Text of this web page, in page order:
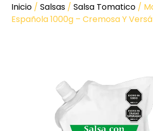
Inicio /Salsas /Salsa Tomatico /
Española 1000g – Cremosa Y